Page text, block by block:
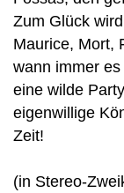
Zum Glück
Maurice, Mort,
wann immer
eine wilde
eigenwillige
Zeit!
(in Stereo-